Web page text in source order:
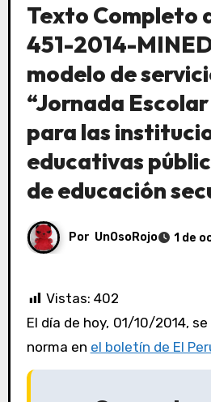
Texto Completo
451-2014-
modelo de
“Jornada
para las
educativas
de educación
Por UnOsoRojo 1 de
Vistas: 402
El día de hoy, 01/10/2014, se publicó la siguiente
norma en el boletín de El